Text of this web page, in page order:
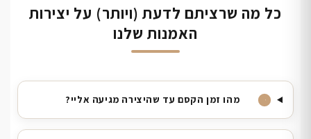
כל מה שרציתם לדעת (ויותר) על יצירות
האמנות שלנו
מהו זמן הקסם עד שהיצירה מגיעה אליי?